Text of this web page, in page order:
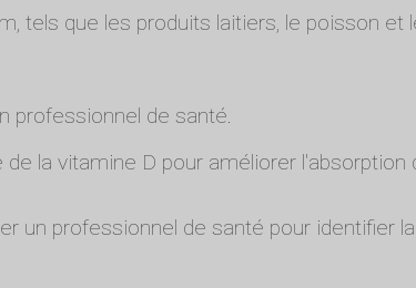
tels que les produits laitiers, le poisson et
professionnel de santé.
la vitamine D pour améliorer l'absorption
un professionnel de santé pour identifier